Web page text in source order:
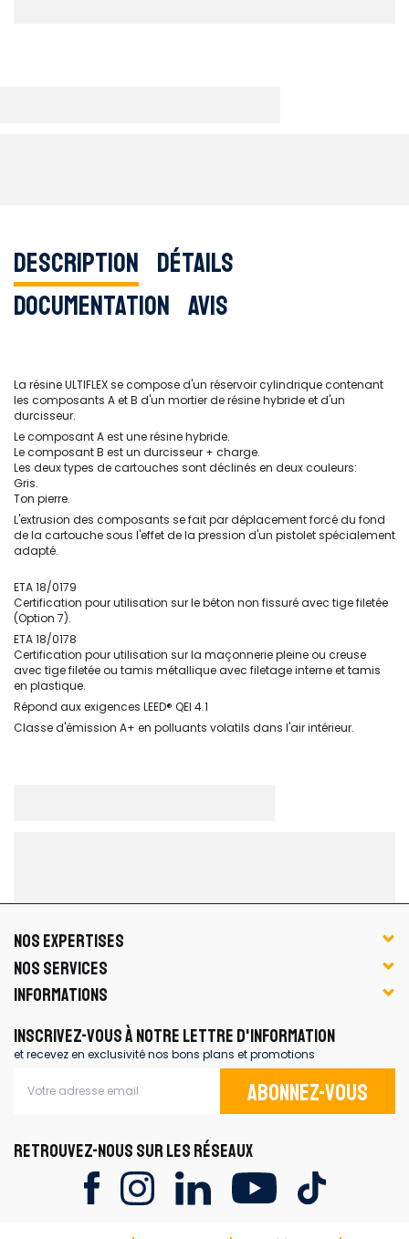
Description Détails
Documentation Avis
La résine ULTIFLEX se compose d'un réservoir cylindrique contenant
les composants A et B d'un mortier de résine hybride et d'un
durcisseur.
Le composant A est une résine hybride.
Le composant B est un durcisseur + charge.
Les deux types de cartouches sont déclinés en deux couleurs:
Gris.
Ton pierre.
L'extrusion des composants se fait par déplacement forcé du fond
de la cartouche sous l'effet de la pression d'un pistolet spécialement
adapté.
ETA 18/0179
Certification pour utilisation sur le béton non fissuré avec tige filetée
(Option 7).
ETA 18/0178
Certification pour utilisation sur la maçonnerie pleine ou creuse
avec tige filetée ou tamis métallique avec filetage interne et tamis
en plastique.
Répond aux exigences LEED® QEI 4.1
Classe d'émission A+ en polluants volatils dans l'air intérieur.
NOS EXPERTISES
NOS SERVICES
INFORMATIONS
INSCRIVEZ-VOUS À NOTRE LETTRE D'INFORMATION
et recevez en exclusivité nos bons plans et promotions
Abonnez-vous
RETROUVEZ-NOUS SUR LES RÉSEAUX